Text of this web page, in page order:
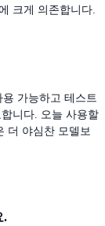
크게 의존합니다.
용 가능하고 테스트
니다. 오늘 사용할
더 야심찬 모델보
.